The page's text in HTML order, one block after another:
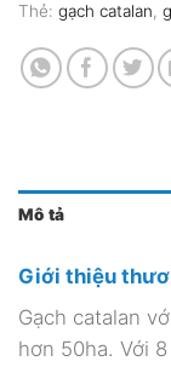
Thẻ: gạch catalan,
Mô tả
Giới thiệu
Gạch catalan
hơn 50ha. Với